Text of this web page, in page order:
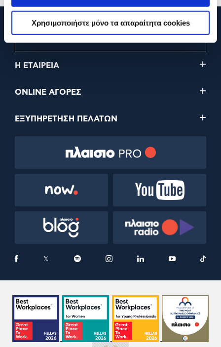
Χρησιμοποιήστε μόνο τα απαραίτητα cookies
210 2895000
Η ΕΤΑΙΡΕΙΑ
ONLINE ΑΓΟΡΕΣ
ΕΞΥΠΗΡΕΤΗΣΗ ΠΕΛΑΤΩΝ